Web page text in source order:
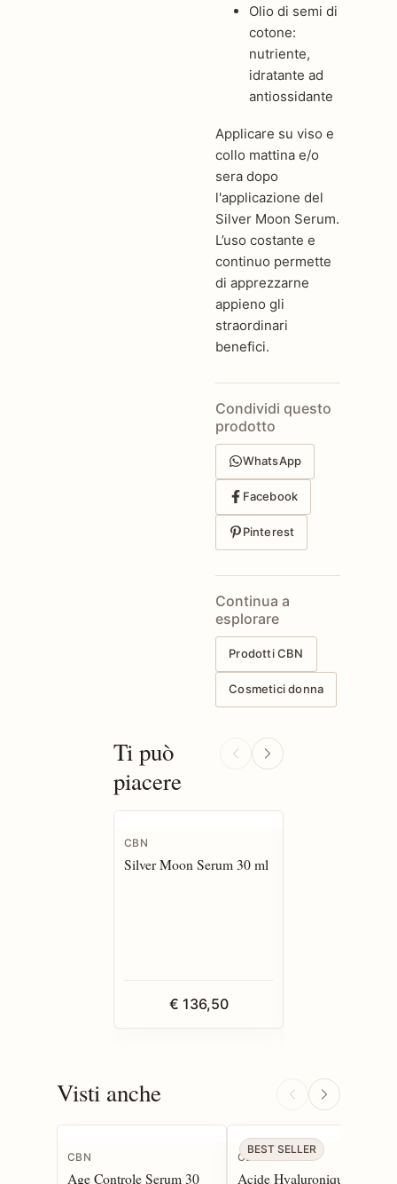
Olio di semi di
cotone:
nutriente,
idratante ad
antiossidante
Applicare su viso e
collo mattina e/o
sera dopo
l'applicazione del
Silver Moon Serum.
L’uso costante e
continuo permette
di apprezzarne
appieno gli
straordinari
benefici.
Condividi questo
prodotto
WhatsApp
Facebook
Pinterest
Continua a
esplorare
Prodotti CBN
Cosmetici donna
Ti può
piacere
CBN
Silver Moon Serum 30 ml
€ 136,50
Visti anche
CBN
Age Controle Serum 30
BEST SELLER
CBN
Acide Hyaluronique